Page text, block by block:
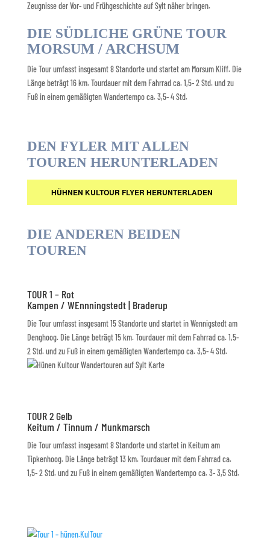
Zeugnisse der Vor- und Frühgeschichte auf Sylt näher bringen.
DIE SÜDLICHE GRÜNE TOUR
MORSUM / ARCHSUM
Die Tour umfasst insgesamt 8 Standorte und startet am Morsum Kliff. Die
Länge beträgt 16 km. Tourdauer mit dem Fahrrad ca. 1,5- 2 Std. und zu
Fuß in einem gemäßigten Wandertempo ca. 3,5- 4 Std.
DEN FYLER MIT ALLEN
TOUREN HERUNTERLADEN
HÜHNEN KULTOUR FLYER HERUNTERLADEN
DIE ANDEREN BEIDEN
TOUREN
TOUR 1 – Rot
Kampen / WEnnningstedt | Braderup
Die Tour umfasst insgesamt 15 Standorte und startet in Wennigstedt am
Denghoog. Die Länge beträgt 15 km. Tourdauer mit dem Fahrrad ca. 1,5-
2 Std. und zu Fuß in einem gemäßigten Wandertempo ca. 3,5- 4 Std.
TOUR 2 Gelb
Keitum / Tinnum / Munkmarsch
Die Tour umfasst insgesamt 8 Standorte und startet in Keitum am
Tipkenhoog. Die Länge beträgt 13 km. Tourdauer mit dem Fahrrad ca.
1,5- 2 Std. und zu Fuß in einem gemäßigten Wandertempo ca. 3- 3,5 Std.